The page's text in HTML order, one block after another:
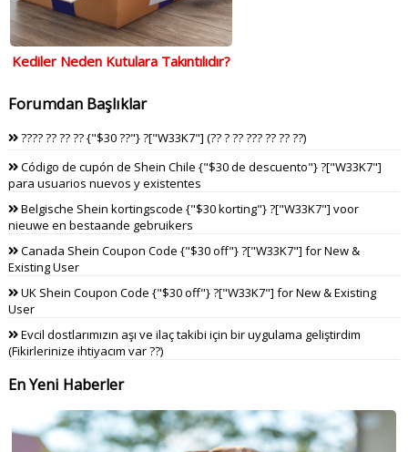
Kediler Neden Kutulara Takıntılıdır?
Forumdan Başlıklar
???? ?? ?? ?? {"$30 ??"} ?["W33K7"] (?? ? ?? ??? ?? ?? ??)
Código de cupón de Shein Chile {"$30 de descuento"} ?["W33K7"]
para usuarios nuevos y existentes
Belgische Shein kortingscode {"$30 korting"} ?["W33K7"] voor
nieuwe en bestaande gebruikers
Canada Shein Coupon Code {"$30 off"} ?["W33K7"] for New &
Existing User
UK Shein Coupon Code {"$30 off"} ?["W33K7"] for New & Existing
User
Evcil dostlarımızın aşı ve ilaç takibi için bir uygulama geliştirdim
(Fikirlerinize ihtiyacım var ??)
En Yeni Haberler